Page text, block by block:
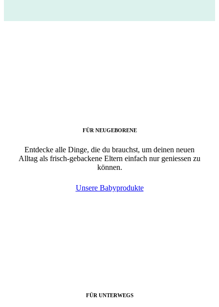
FÜR NEUGEBORENE
Entdecke alle Dinge, die du brauchst, um deinen neuen
Alltag als frisch-gebackene Eltern einfach nur geniessen zu
können.
Unsere Babyprodukte
FÜR UNTERWEGS